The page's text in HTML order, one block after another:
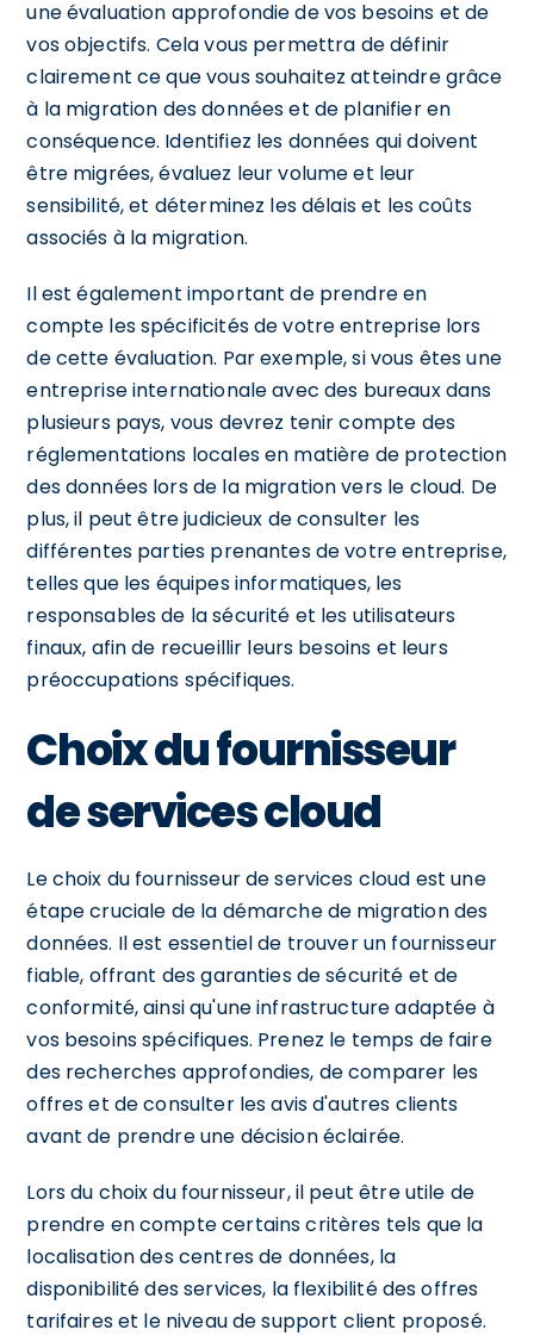
une évaluation approfondie de vos besoins et de
vos objectifs. Cela vous permettra de définir
clairement ce que vous souhaitez atteindre grâce
à la migration des données et de planifier en
conséquence. Identifiez les données qui doivent
être migrées, évaluez leur volume et leur
sensibilité, et déterminez les délais et les coûts
associés à la migration.
Il est également important de prendre en
compte les spécificités de votre entreprise lors
de cette évaluation. Par exemple, si vous êtes une
entreprise internationale avec des bureaux dans
plusieurs pays, vous devrez tenir compte des
réglementations locales en matière de protection
des données lors de la migration vers le cloud. De
plus, il peut être judicieux de consulter les
différentes parties prenantes de votre entreprise,
telles que les équipes informatiques, les
responsables de la sécurité et les utilisateurs
finaux, afin de recueillir leurs besoins et leurs
préoccupations spécifiques.
Choix du fournisseur
de services cloud
Le choix du fournisseur de services cloud est une
étape cruciale de la démarche de migration des
données. Il est essentiel de trouver un fournisseur
fiable, offrant des garanties de sécurité et de
conformité, ainsi qu'une infrastructure adaptée à
vos besoins spécifiques. Prenez le temps de faire
des recherches approfondies, de comparer les
offres et de consulter les avis d'autres clients
avant de prendre une décision éclairée.
Lors du choix du fournisseur, il peut être utile de
prendre en compte certains critères tels que la
localisation des centres de données, la
disponibilité des services, la flexibilité des offres
tarifaires et le niveau de support client proposé.